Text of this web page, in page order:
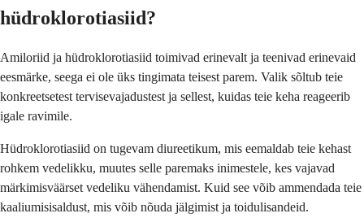
hüdroklorotiasiid?
Amiloriid ja hüdroklorotiasiid toimivad erinevalt ja teenivad erinevaid
eesmärke, seega ei ole üks tingimata teisest parem. Valik sõltub teie
konkreetsetest tervisevajadustest ja sellest, kuidas teie keha reageerib
igale ravimile.
Hüdroklorotiasiid on tugevam diureetikum, mis eemaldab teie kehast
rohkem vedelikku, muutes selle paremaks inimestele, kes vajavad
märkimisväärset vedeliku vähendamist. Kuid see võib ammendada teie
kaaliumisisaldust, mis võib nõuda jälgimist ja toidulisandeid.